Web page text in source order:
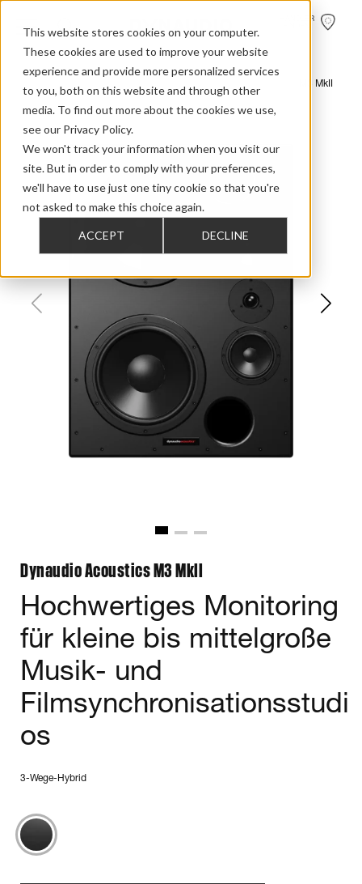
This website stores cookies on your computer.
These cookies are used to improve your website
experience and provide more personalized services
to you, both on this website and through other
media. To find out more about the cookies we use,
see our Privacy Policy.
We won't track your information when you visit our
site. But in order to comply with your preferences,
we'll have to use just one tiny cookie so that you're
not asked to make this choice again.
ACCEPT DECLINE
HÄNDLER
M3 MkII
Dynaudio Acoustics M3 MkII
Hochwertiges Monitoring
für kleine bis mittelgroße
Musik- und
Filmsynchronisationsstudi
os
3-Wege-Hybrid